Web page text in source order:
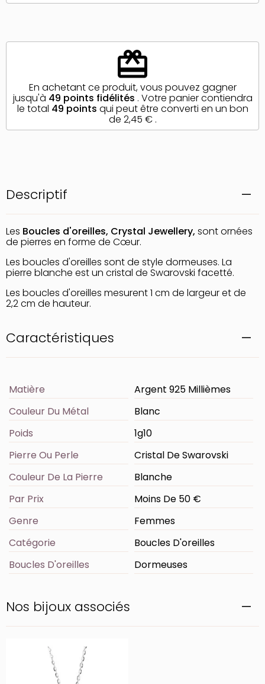
Descriptif
Les Boucles d'oreilles, Crystal Jewellery, sont ornées
de pierres en forme de Cœur.
Les boucles d'oreilles sont de style dormeuses. La
pierre blanche est un cristal de Swarovski facetté.
Les boucles d'oreilles mesurent 1 cm de largeur et de
2,2 cm de hauteur.
Caractéristiques
Matière
Argent 925 Millièmes
Couleur Du Métal
Blanc
Poids
1g10
Pierre Ou Perle
Cristal De Swarovski
Couleur De La Pierre
Blanche
Par Prix
Moins De 50 €
Genre
Femmes
Catégorie
Boucles D'oreilles
Boucles D'oreilles
Dormeuses
Nos bijoux associés
redeem
En achetant ce produit, vous pouvez gagner
jusqu'à 49 points fidélités . Votre panier contiendra
le total 49 points qui peut être converti en un bon
de 2,45 €.